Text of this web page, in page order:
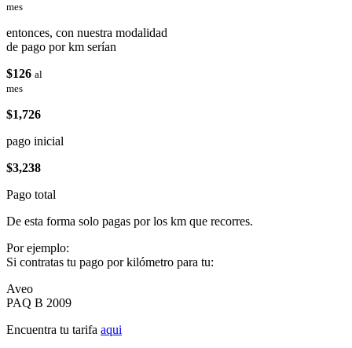
mes
entonces, con nuestra modalidad
de pago por km serían
$126 al
mes
$1,726
pago inicial
$3,238
Pago total
De esta forma solo pagas por los km que recorres.
Por ejemplo:
Si contratas tu pago por kilómetro para tu:
Aveo
PAQ B 2009
Encuentra tu tarifa aqui